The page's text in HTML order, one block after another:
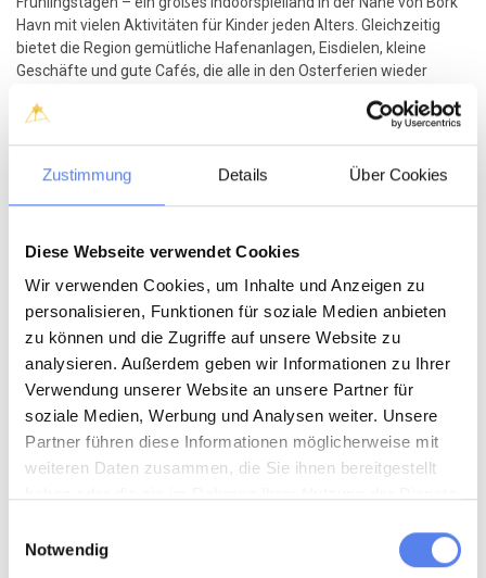
Zustimmung Details Über Cookies
Diese Webseite verwendet Cookies
Wir verwenden Cookies, um Inhalte und Anzeigen zu
personalisieren, Funktionen für soziale Medien anbieten
zu können und die Zugriffe auf unsere Website zu
analysieren. Außerdem geben wir Informationen zu Ihrer
Verwendung unserer Website an unsere Partner für
soziale Medien, Werbung und Analysen weiter. Unsere
Partner führen diese Informationen möglicherweise mit
weiteren Daten zusammen, die Sie ihnen bereitgestellt
Notwendig
Havn mit vielen Aktivitäten für Kinder jeden Alters. Gleichzeitig
bietet die Region gemütliche Hafenanlagen, Eisdielen, kleine
Geschäfte und gute Cafés, die alle in den Osterferien wieder
Außerdem kannst du die westjütländische Natur bei Wanderungen
vielleicht das erste Bernsteinstück des Jahres findest.